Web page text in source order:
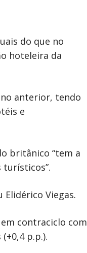
do que no
hoteleira da
anterior, tendo
e
britânico “tem a
turísticos”.
Viegas.
contraciclo com
p.p.).